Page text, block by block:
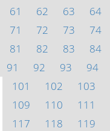
61
62 63 64
71
72 73 74
81
82 83 84
91
92 93 94
101
102 103
109
110 111
117
118 119